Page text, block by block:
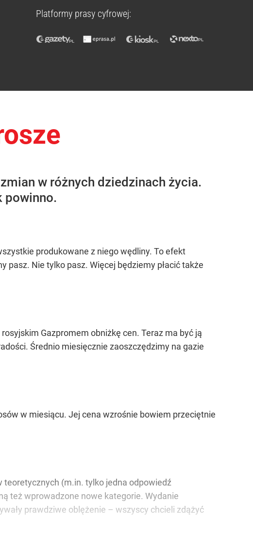
Platformy prasy cyfrowej:
w różnych dziedzinach życia.
powinno.
produkowane z niego wędliny. To efekt
pasz. Nie tylko pasz. Więcej będziemy płacić także
Gazpromem obniżkę cen. Teraz ma być ją
Średnio miesięcznie zaoszczędzimy na gazie
w miesiącu. Jej cena wzrośnie bowiem przeciętnie
teoretycznych (m.in. tylko jedna odpowiedź
też wprowadzone nowe kategorie. Wydanie
prawdziwe oblężenie – wszyscy chcieli zdążyć